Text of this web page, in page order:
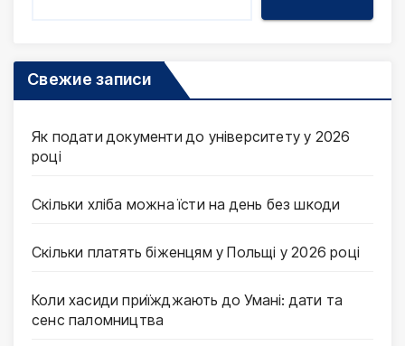
Свежие записи
Як подати документи до університету у 2026
році
Скільки хліба можна їсти на день без шкоди
Скільки платять біженцям у Польщі у 2026 році
Коли хасиди приїжджають до Умані: дати та
сенс паломництва